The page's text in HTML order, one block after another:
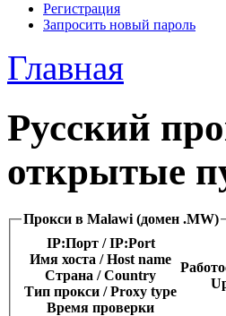
Регистрация
Запросить новый пароль
Главная
Русский
открытые
Прокси в Malawi (домен .MW)
IP:Порт / IP:Port
Имя хоста / Host name
Страна / Сountry
Тип прокси / Proxy type
Время проверки